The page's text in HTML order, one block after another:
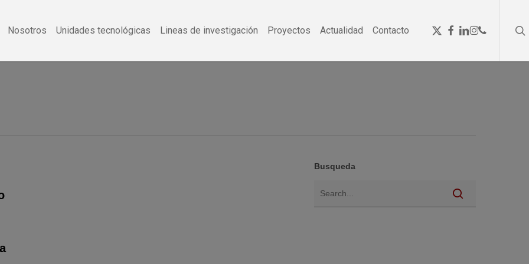
Nosotros Unidades tecnológicas Lineas de investigación Proyectos Actualidad Contacto
x-
twitter
facebook
linkedin
instagram
phone
Busqueda